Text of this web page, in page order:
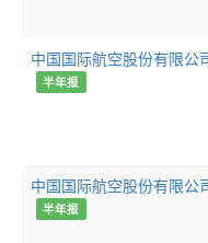
中国国际航空股份有限公
半年报
中国国际航空股份有限公
半年报